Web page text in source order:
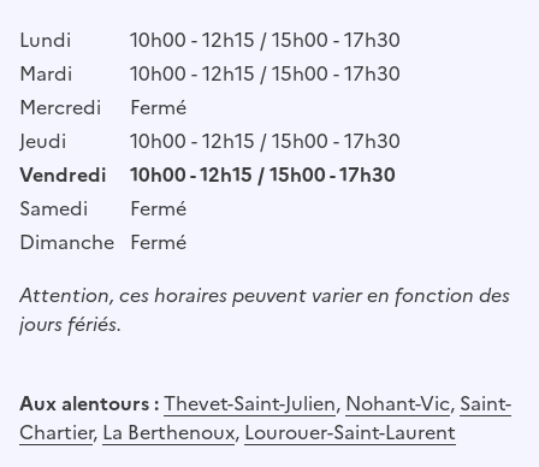
Lundi
10h00 - 12h15 / 15h00 - 17h30
Mardi
10h00 - 12h15 / 15h00 - 17h30
Mercredi
Fermé
Jeudi
10h00 - 12h15 / 15h00 - 17h30
Vendredi
10h00 - 12h15 / 15h00 - 17h30
Samedi
Fermé
Dimanche Fermé
Attention, ces horaires peuvent varier en fonction des
jours fériés.
Aux alentours :Thevet-Saint-Julien, Nohant-Vic, Saint-
Chartier, La Berthenoux, Lourouer-Saint-Laurent